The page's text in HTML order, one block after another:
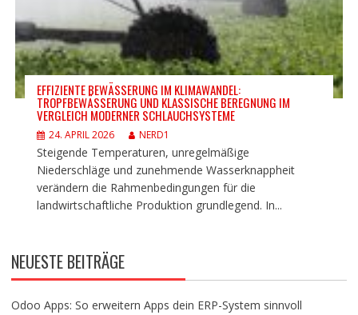
EFFIZIENTE BEWÄSSERUNG IM KLIMAWANDEL:
TROPFBEWÄSSERUNG UND KLASSISCHE BEREGNUNG IM
VERGLEICH MODERNER SCHLAUCHSYSTEME
24. APRIL 2026 NERD1
Steigende Temperaturen, unregelmäßige
Niederschläge und zunehmende Wasserknappheit
verändern die Rahmenbedingungen für die
landwirtschaftliche Produktion grundlegend. In...
NEUESTE BEITRÄGE
Odoo Apps: So erweitern Apps dein ERP-System sinnvoll